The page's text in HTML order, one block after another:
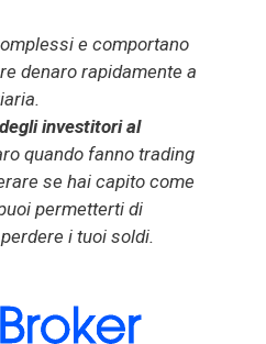
e comportano
denaro rapidamente a
investitori al
quando fanno trading
se hai capito come
permetterti di
i tuoi soldi.